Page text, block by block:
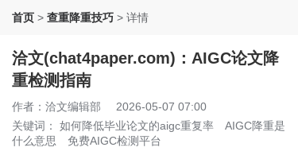
首页 > 查重降重技巧 > 详情
洽文(chat4paper.com)：AIGC论文降
重检测指南
作者：洽文编辑部
2026-05-07 07:00
关键词： 如何降低毕业论文的aigc重复率
AIGC降重是
什么意思
免费AIGC检测平台